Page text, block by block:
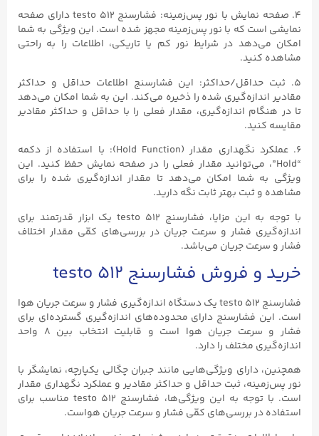
۴. صفحه نمایش با نور پس‌زمینه: فشارسنج testo ۵۱۲ دارای صفحه
نمایشی است که با نور پس‌زمینه مجهز شده است. این ویژگی به شما
امکان می‌دهد در شرایط نور کم یا تاریکی، اطلاعات را به راحتی
مشاهده کنید.
۵. ثبت حداقل/حداکثر: این فشارسنج اطلاعات حداقل و حداکثر
مقادیر اندازه‌گیری شده را ذخیره می‌کند. این به شما امکان می‌دهد
تا در هنگام اندازه‌گیری، مقدار فعلی را با حداقل و حداکثر مقادیر
مقایسه کنید.
۶. عملکرد نگهداری مقدار (Hold Function): با استفاده از دکمه
“Hold”، می‌توانید مقدار فعلی را در صفحه نمایش حفظ کنید. این
ویژگی به شما امکان می‌دهد تا مقدار اندازه‌گیری شده را برای
مشاهده و ثبت بهتر ثابت نگه دارید.
با توجه به این مزایا، فشارسنج testo ۵۱۲ یک ابزار قدرتمند برای
اندازه‌گیری فشار و سرعت جریان در بررسی‌های کمّی مقدار اختلاف
فشار و سرعت جریان می‌باشد.
خرید و فروش فشارسنج testo ۵۱۲
فشارسنج testo ۵۱۲ یک دستگاه اندازه‌گیری فشار و سرعت جریان هوا
است. این فشارسنج دارای محدوده‌های اندازه‌گیری گسترده‌ای برای
فشار و سرعت جریان هوا است و قابلیت انتخاب بین ۸ واحد
اندازه‌گیری مختلف را دارد.
همچنین، دارای ویژگی‌هایی مانند جبران چگالی یکپارچه، نمایشگر با
نور پس‌زمینه، ثبت حداقل و حداکثر مقادیر و عملکرد نگهداری مقدار
است. با توجه به این ویژگی‌ها، فشارسنج testo ۵۱۲ مناسب برای
استفاده در بررسی‌های کمّی فشار و سرعت جریان هواست.